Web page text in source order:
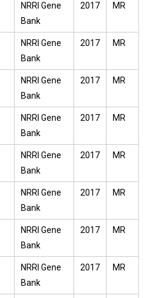
NRRI Gene
Bank
2017 MR
NRRI Gene
Bank
2017 MR
NRRI Gene
Bank
2017 MR
NRRI Gene
Bank
2017 MR
NRRI Gene
Bank
2017 MR
NRRI Gene
Bank
2017 MR
NRRI Gene
Bank
2017 MR
NRRI Gene
Bank
2017 MR